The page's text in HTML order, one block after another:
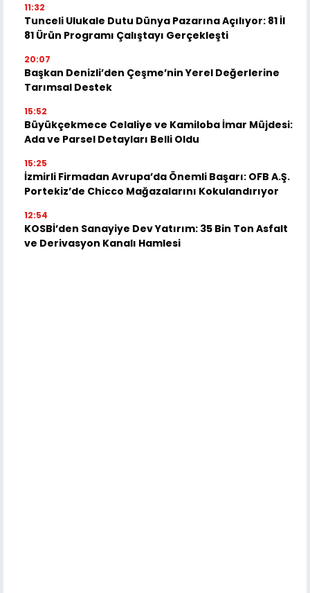
11:32
Tunceli Ulukale Dutu Dünya Pazarına Açılıyor: 81 İl
81 Ürün Programı Çalıştayı Gerçekleşti
20:07
Başkan Denizli’den Çeşme’nin Yerel Değerlerine
Tarımsal Destek
15:52
Büyükçekmece Celaliye ve Kamiloba İmar Müjdesi:
Ada ve Parsel Detayları Belli Oldu
15:25
İzmirli Firmadan Avrupa’da Önemli Başarı: OFB A.Ş.
Portekiz’de Chicco Mağazalarını Kokulandırıyor
12:54
KOSBİ’den Sanayiye Dev Yatırım: 35 Bin Ton Asfalt
ve Derivasyon Kanalı Hamlesi